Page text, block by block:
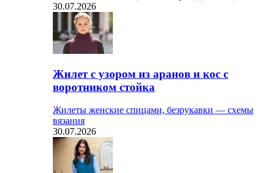
30.07.2026
Жилет с узором из аранов и кос с
воротником стойка
Жилеты женские спицами, безрукавки — схемы
вязания
30.07.2026